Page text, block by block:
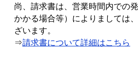
尚、請求書は、営業時間内での
かかる場合等）によりましては
ざいます。
⇒請求書について詳細はこちら